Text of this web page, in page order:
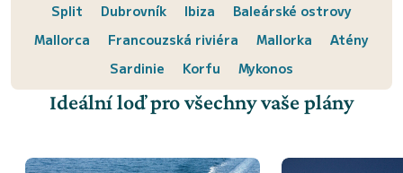
Split Dubrovník Ibiza
Baleárské ostrovy
Mallorca
Francouzská riviéra Mallorka
Atény
Sardinie
Korfu Mykonos
Ideální loď pro všechny vaše plány